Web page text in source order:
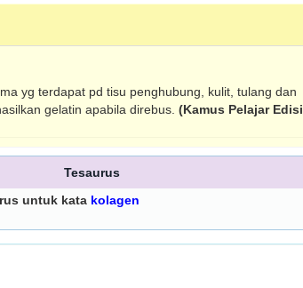
yg terdapat pd tisu penghubung, kulit, tulang dan
gelatin apabila direbus. (Kamus Pelajar Edisi
Tesaurus
untuk kata kolagen